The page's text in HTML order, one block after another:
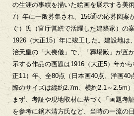
の生涯の事績を描いた絵画を展示する美
7）年に一般募集され、156通の応募図案
ぐ）氏（官庁営繕で活躍した建築家）の
1926（大正15）年に竣工した。建設地は
治天皇の「大喪儀」で、「葬場殿」が置
示する作品の画題は1916（大正5）年か
正11）年、全80点（日本画40点、洋画40
際のサイズは縦約2.7m、横約2.1～2.5m
まず、考証や現地取材に基づく「画題考
を参考に鏑木清方氏など、当時の一流の